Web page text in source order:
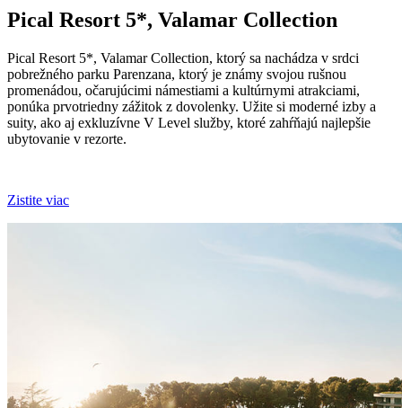
Pical Resort 5*, Valamar Collection
Pical Resort 5*, Valamar Collection, ktorý sa nachádza v srdci
pobrežného parku Parenzana, ktorý je známy svojou rušnou
promenádou, očarujúcimi námestiami a kultúrnymi atrakciami,
ponúka prvotriedny zážitok z dovolenky. Užite si moderné izby a
suity, ako aj exkluzívne V Level služby, ktoré zahŕňajú najlepšie
ubytovanie v rezorte.
Zistite viac